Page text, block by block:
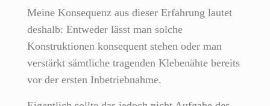
Meine Konsequenz aus dieser Erfahrung lautet
deshalb: Entweder lässt man solche
Konstruktionen konsequent stehen oder man
verstärkt sämtliche tragenden Klebenähte bereits
vor der ersten Inbetriebnahme.